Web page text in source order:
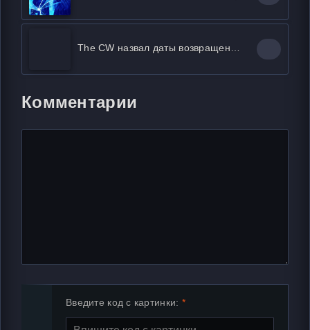
Комментарии
Введите код с картинки: